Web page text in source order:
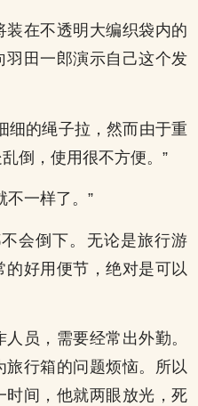
在不透明大编织袋内的
羽田一郎演示自己这个发
细的绳子拉，然而由于重
倒，使用很不方便。”
不一样了。”
会倒下。无论是旅行游
好用便节，绝对是可以
员，需要经常出外勤。
行箱的问题烦恼。所以
时间，他就两眼放光，死